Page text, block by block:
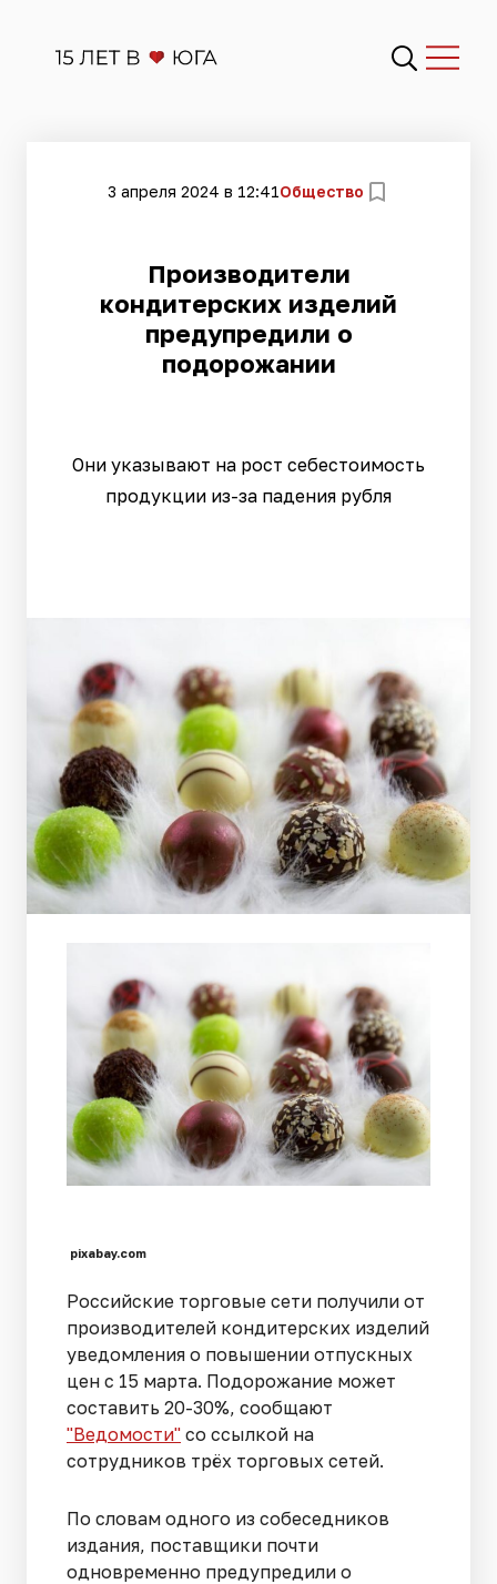
3 апреля 2024 в 12:41Общество
Производители
кондитерских изделий
предупредили о
подорожании
Они указывают на рост себестоимость
продукции из-за падения рубля
pixabay.com
Российские торговые сети получили от
производителей кондитерских изделий
уведомления о повышении отпускных
цен с 15 марта. Подорожание может
составить 20-30%, сообщают
"Ведомости" со ссылкой на
сотрудников трёх торговых сетей.
По словам одного из собеседников
издания, поставщики почти
одновременно предупредили о